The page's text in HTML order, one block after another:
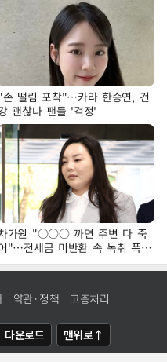
떨림 포착"…카라 한승연, 건
괜찮나 팬들 '걱정'
가원 "○○○ 까면 주변 다 죽
"…전세금 미반환 속 녹취 폭로
장
약관·정책 고충처리
다운로드 맨위로↑